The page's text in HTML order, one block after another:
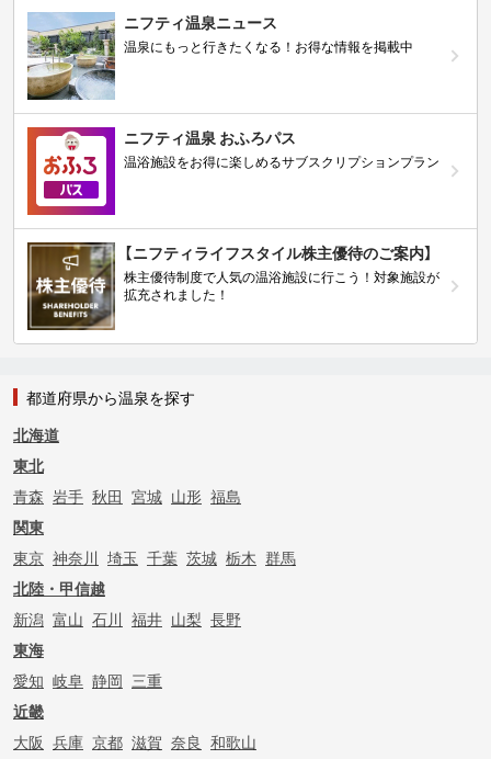
ニフティ温泉ニュース
温泉にもっと行きたくなる！お得な情報を掲載中
ニフティ温泉 おふろパス
温浴施設をお得に楽しめるサブスクリプションプラン
【ニフティライフスタイル株主優待のご案内】
株主優待制度で人気の温浴施設に行こう！対象施設が
拡充されました！
都道府県から温泉を探す
北海道
東北
青森 岩手 秋田 宮城 山形 福島
関東
東京 神奈川 埼玉 千葉 茨城 栃木 群馬
北陸・甲信越
新潟 富山 石川 福井 山梨 長野
東海
愛知 岐阜 静岡 三重
近畿
大阪 兵庫 京都 滋賀 奈良 和歌山